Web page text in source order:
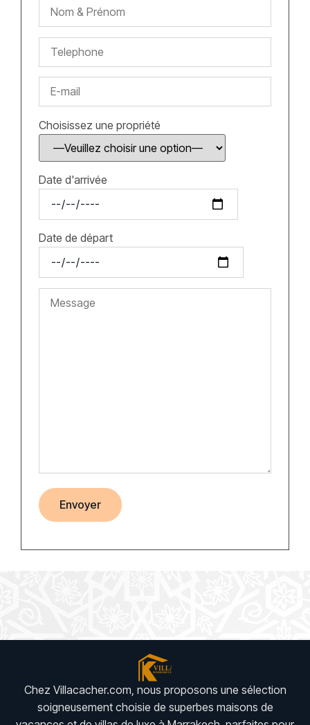
Choisissez une propriété
Date d'arrivée
Date de départ
Chez Villacacher.com, nous proposons une sélection
soigneusement choisie de superbes maisons de